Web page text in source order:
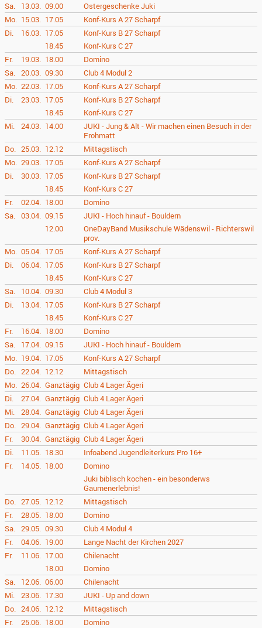
Sa.
13.03. 09.00
Ostergeschenke Juki
Mo. 15.03. 17.05
Konf-Kurs A 27 Scharpf
Di.
16.03. 17.05
Konf-Kurs B 27 Scharpf
18.45
Konf-Kurs C 27
Fr.
19.03. 18.00
Domino
Sa. 20.03. 09.30
Club 4 Modul 2
Mo. 22.03. 17.05
Konf-Kurs A 27 Scharpf
Di.
23.03. 17.05
Konf-Kurs B 27 Scharpf
18.45
Konf-Kurs C 27
Mi.
24.03. 14.00
JUKI - Jung & Alt - Wir machen einen Besuch in der
Frohmatt
Do. 25.03. 12.12
Mittagstisch
Mo. 29.03. 17.05
Konf-Kurs A 27 Scharpf
Di.
30.03. 17.05
Konf-Kurs B 27 Scharpf
18.45
Konf-Kurs C 27
Fr.
02.04. 18.00
Domino
Sa. 03.04. 09.15
JUKI - Hoch hinauf - Bouldern
12.00
OneDayBand Musikschule Wädenswil - Richterswil
prov.
Mo. 05.04. 17.05
Konf-Kurs A 27 Scharpf
Di.
06.04. 17.05
Konf-Kurs B 27 Scharpf
18.45
Konf-Kurs C 27
Sa.
10.04. 09.30
Club 4 Modul 3
Di.
13.04. 17.05
Konf-Kurs B 27 Scharpf
18.45
Konf-Kurs C 27
Fr.
16.04. 18.00
Domino
Sa.
17.04. 09.15
JUKI - Hoch hinauf - Bouldern
Mo. 19.04. 17.05
Konf-Kurs A 27 Scharpf
Do. 22.04. 12.12
Mittagstisch
Mo. 26.04. Ganztägig Club 4 Lager Ägeri
Di.
27.04. Ganztägig Club 4 Lager Ägeri
Mi.
28.04. Ganztägig Club 4 Lager Ägeri
Do. 29.04. Ganztägig Club 4 Lager Ägeri
Fr.
30.04. Ganztägig Club 4 Lager Ägeri
Di.
11.05. 18.30
Infoabend Jugendleiterkurs Pro 16+
Fr.
14.05. 18.00
Domino
Juki biblisch kochen - ein besonderws
Gaumenerlebnis!
Do. 27.05. 12.12
Mittagstisch
Fr.
28.05. 18.00
Domino
Sa. 29.05. 09.30
Club 4 Modul 4
Fr.
04.06. 19.00
Lange Nacht der Kirchen 2027
Fr.
11.06. 17.00
Chilenacht
18.00
Domino
Sa.
12.06. 06.00
Chilenacht
Mi.
23.06. 17.30
JUKI - Up and down
Do. 24.06. 12.12
Mittagstisch
Fr.
25.06. 18.00
Domino